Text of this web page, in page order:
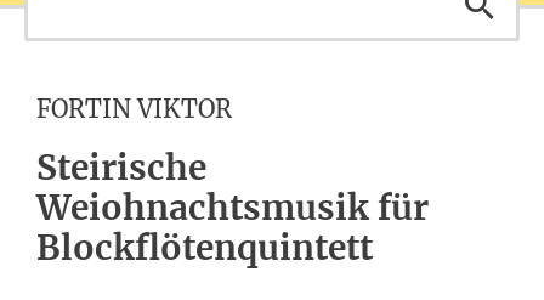
FORTIN VIKTOR
Steirische
Weiohnachtsmusik für
Blockflötenquintett